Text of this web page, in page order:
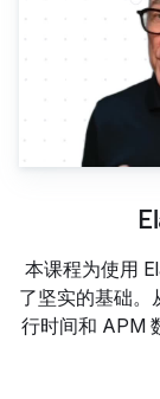
本课程为使用
了坚实的基础。
行时间和 APM